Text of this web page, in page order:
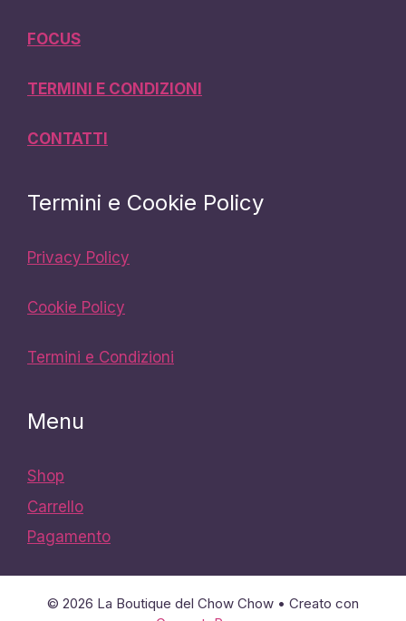
FOCUS
TERMINI E CONDIZIONI
CONTATTI
Termini e Cookie Policy
Privacy Policy
Cookie Policy
Termini e Condizioni
Menu
Shop
Carrello
Pagamento
© 2026 La Boutique del Chow Chow • Creato con